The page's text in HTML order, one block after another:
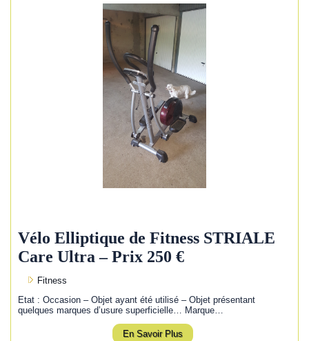
Vélo Elliptique de Fitness STRIALE
Care Ultra – Prix 250 €
Fitness
Etat : Occasion – Objet ayant été utilisé – Objet présentant
quelques marques d’usure superficielle… Marque…
En Savoir Plus